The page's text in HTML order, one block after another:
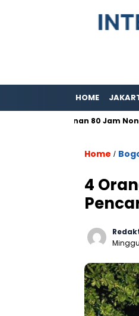
HOME
Layanan 80 Jam Nonstop
Home /
4